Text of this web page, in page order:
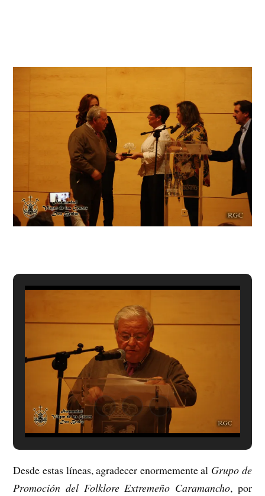
Desde estas líneas, agradecer enormemente al Grupo de
Promoción del Folklore Extremeño Caramancho, por